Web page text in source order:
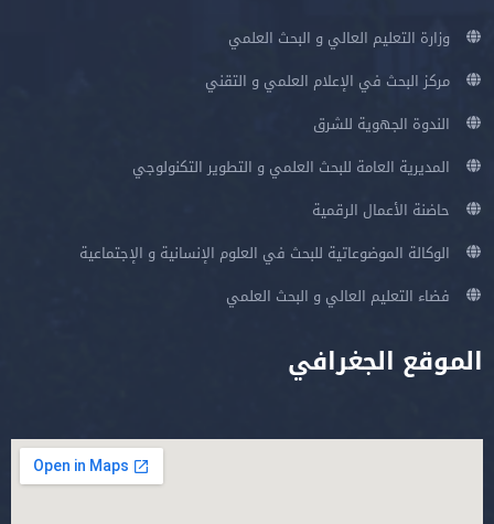
وزارة التعليم العالي و البحث العلمي
مركز البحث في الإعلام العلمي و التقني
الندوة الجهوية للشرق
المديرية العامة للبحث العلمي و التطوير التكنولوجي
حاضنة الأعمال الرقمية
الوكالة الموضوعاتية للبحث في العلوم الإنسانية و الإجتماعية
فضاء التعليم العالي و البحث العلمي
الموقع الجغرافي